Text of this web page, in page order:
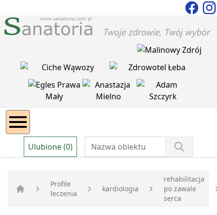
Ulubione (0)
Strona główna
Profile
leczenia
kardiologia
rehabilitacja
po zawale
serca